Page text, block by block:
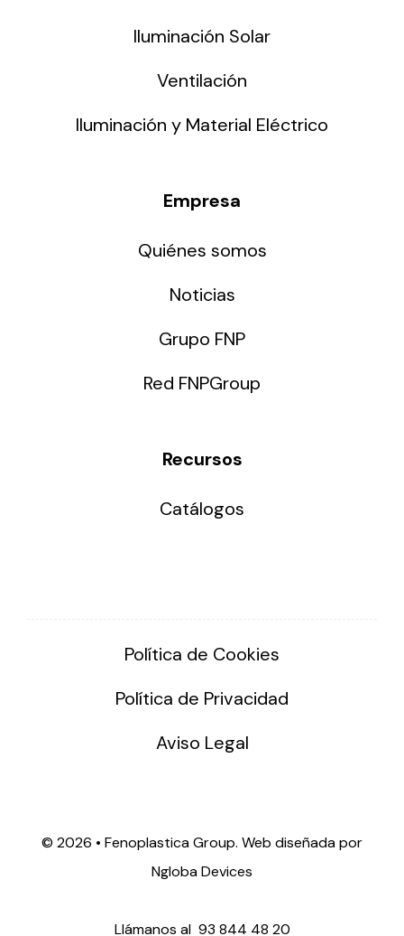
Iluminación Solar
Ventilación
Iluminación y Material Eléctrico
Empresa
Quiénes somos
Noticias
Grupo FNP
Red FNPGroup
Recursos
Catálogos
Política de Cookies
Política de Privacidad
Aviso Legal
© 2026 • Fenoplastica Group. Web diseñada por
Ngloba Devices
Llámanos al 93 844 48 20